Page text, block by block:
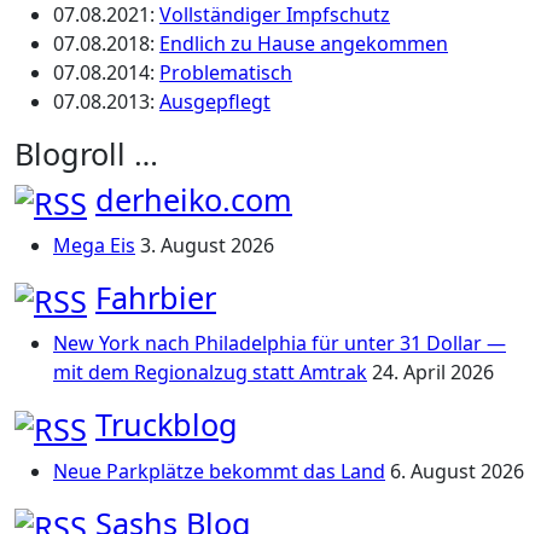
07.08.2021: Vollständiger Impfschutz
07.08.2018: Endlich zu Hause angekommen
07.08.2014: Problematisch
07.08.2013: Ausgepflegt
Blogroll …
derheiko.com
Mega Eis 3. August 2026
Fahrbier
New York nach Philadelphia für unter 31 Dollar —
mit dem Regionalzug statt Amtrak24. April 2026
Truckblog
Neue Parkplätze bekommt das Land 6. August 2026
Sashs Blog